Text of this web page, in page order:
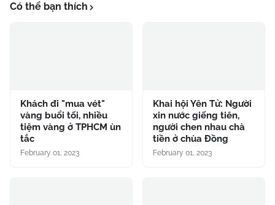
Có thể bạn thích
Khách đi "mua vét"
vàng buổi tối, nhiều
tiệm vàng ở TPHCM ùn
tắc
February 01, 2023
Khai hội Yên Tử: Người
xin nước giếng tiên,
người chen nhau chà
tiền ở chùa Đồng
February 01, 2023